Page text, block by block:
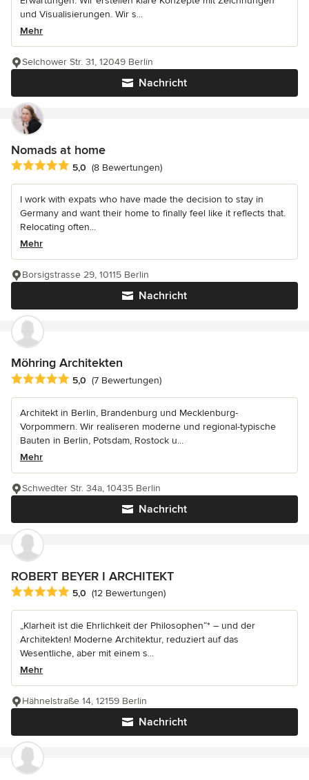
und Visualisierungen. Wir s...
Mehr
Nachricht
Selchower Str. 31, 12049 Berlin
Nomads at home
Durchschnittliche Bewertung: 5 von 5 Sternen
5,0 (8 Bewertungen)
I work with expats who have made the decision to stay in
Germany and want their home to finally feel like it reflects that.
Relocating often...
Mehr
Nachricht
Borsigstrasse 29, 10115 Berlin
Möhring Architekten
Durchschnittliche Bewertung: 5 von 5 Sternen
5,0 (7 Bewertungen)
Architekt in Berlin, Brandenburg und Mecklenburg-
Vorpommern. Wir realiseren moderne und regional-typische
Bauten in Berlin, Potsdam, Rostock u...
Mehr
Nachricht
Schwedter Str. 34a, 10435 Berlin
ROBERT BEYER I ARCHITEKT
Durchschnittliche Bewertung: 5 von 5 Sternen
5,0 (12 Bewertungen)
„Klarheit ist die Ehrlichkeit der Philosophen“* – und der
Architekten! Moderne Architektur, reduziert auf das
Wesentliche, aber mit einem s...
Mehr
Nachricht
Hähnelstraße 14, 12159 Berlin